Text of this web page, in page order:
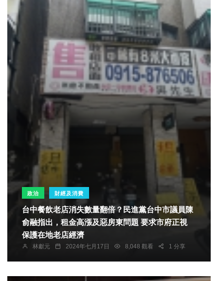
政治 財經及消費
台中餐飲老店消失數量翻倍？民進黨台中市議員陳
俞融指出，租金高漲及惡房東問題 要求市府正視
保護在地老店經濟
林獻元 2024年七月17日 8,048 觀看 1 分享